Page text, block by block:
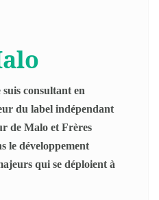
consultant en
du label indépendant
de Malo et Frères
le développement
qui se déploient à